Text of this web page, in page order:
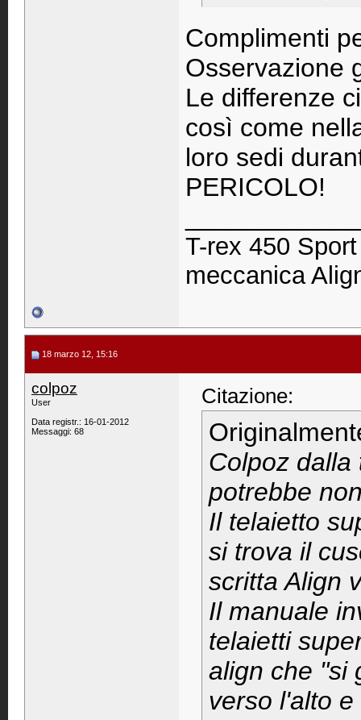
Complimenti
Osservazione
Le differenze
così come
loro sedi
PERICOLO!
T-rex 450
meccanica
18 marzo 12, 15:16
colpoz
User
Data registr.: 16-01-2012
Messaggi: 68
Citazione:
Colpoz dalla
potrebbe
Il telaietto
si trova il
scritta Align
Il manuale
telaietti
align che "si
verso l'alto